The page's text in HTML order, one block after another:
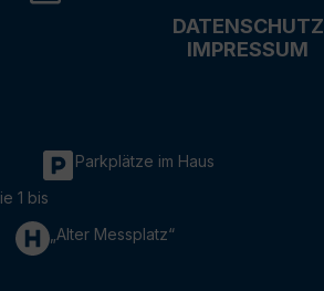
DATENSCHUTZ
IMPRESSUM
Parkplätze im Haus
1 bis
„Alter Messplatz“